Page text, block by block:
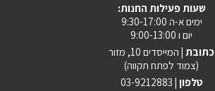
:שעות פעילות החנות
ימים א-ה 9:30-17:00
יום ו 9:00-13:00
כתובת | המייסדים 10, מזור
(צמוד לפתח תקווה)
טלפון | 03-9212883